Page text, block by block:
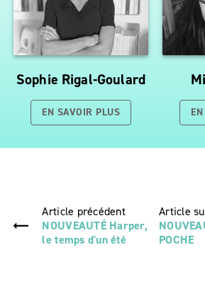
Sophie Rigal-Goulard
EN SAVOIR PLUS
Article précédent
NOUVEAUTÉ Harper,
le temps d'un été
Article
POCHE